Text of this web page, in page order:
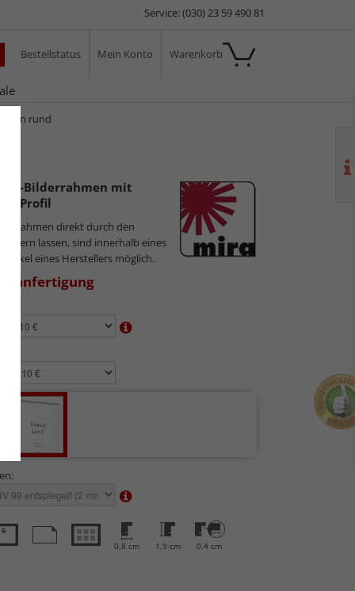
Service: (030) 23 59 490 81
Bestellstatus Mein Konto Warenkorb
Econ rund
Bilderrahmen mit
Profil
direkt durch den
lassen, sind innerhalb eines
Artikel eines Herstellers möglich.
0,8 cm 1,9 cm 0,4 cm